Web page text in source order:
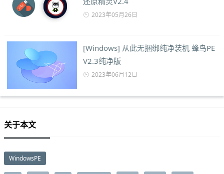
2023年05月26日
[Windows] 从此无捆绑纯净装机 蜂鸟PE
V2.3纯净版
2023年06月12日
关于本文
WindowsPE